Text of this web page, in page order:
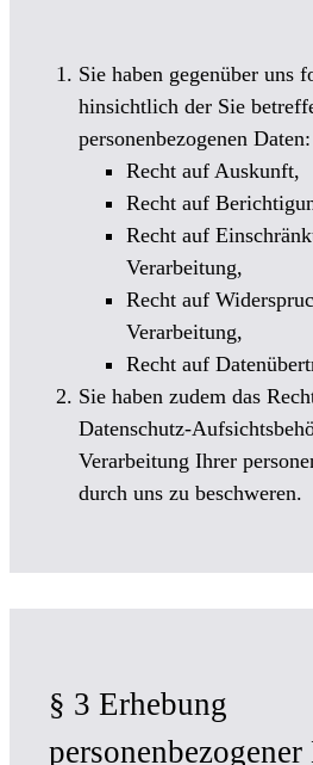
Sie haben gegenüber uns
hinsichtlich der Sie
personenbezogenen Daten:
Recht auf Auskunft,
Recht auf
Recht auf
Verarbeitung,
Recht auf
Verarbeitung,
Recht auf
Sie haben zudem das
Datenschutz-
Verarbeitung Ihrer
durch uns zu beschweren.
§ 3 Erhebung